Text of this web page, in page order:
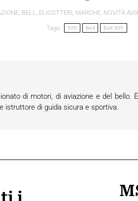
, BELL, ELICOTTERI, MARCHE, NOVITÀ
Tags: 505 Bell Bell 505
di motori, di aviazione e del
istruttore di guida sicura e sportiva.